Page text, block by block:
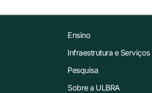
Ensino
Infraestrutura e Serviços
Pesquisa
Sobre a ULBRA